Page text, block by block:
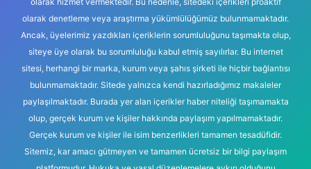
olarak denetleme veya araştırma yükümlülüğümüz bulunmamaktadır.
Ancak, üyelerimiz yazdıkları içeriklerin sorumluluğunu taşımakta olup,
siteye üye olarak bu sorumluluğu kabul etmiş sayılırlar. Bu internet
sitesi, herhangi bir marka, kurum veya şahıs şirketi ile hiçbir bağlantısı
bulunmamaktadır. Sitede yalnızca kendi hazırladığımız makaleler
paylaşılmaktadır. Burada yer alan içerikler haber niteliği taşımamakta
olup, gerçek kurum ve kişiler hakkında paylaşım yapılmamaktadır.
Gerçek kurum ve kişiler ile isim benzerlikleri tamamen tesadüfidir.
Sitemiz, kar amacı gütmeyen ve tamamen ücretsiz bir bilgi paylaşım